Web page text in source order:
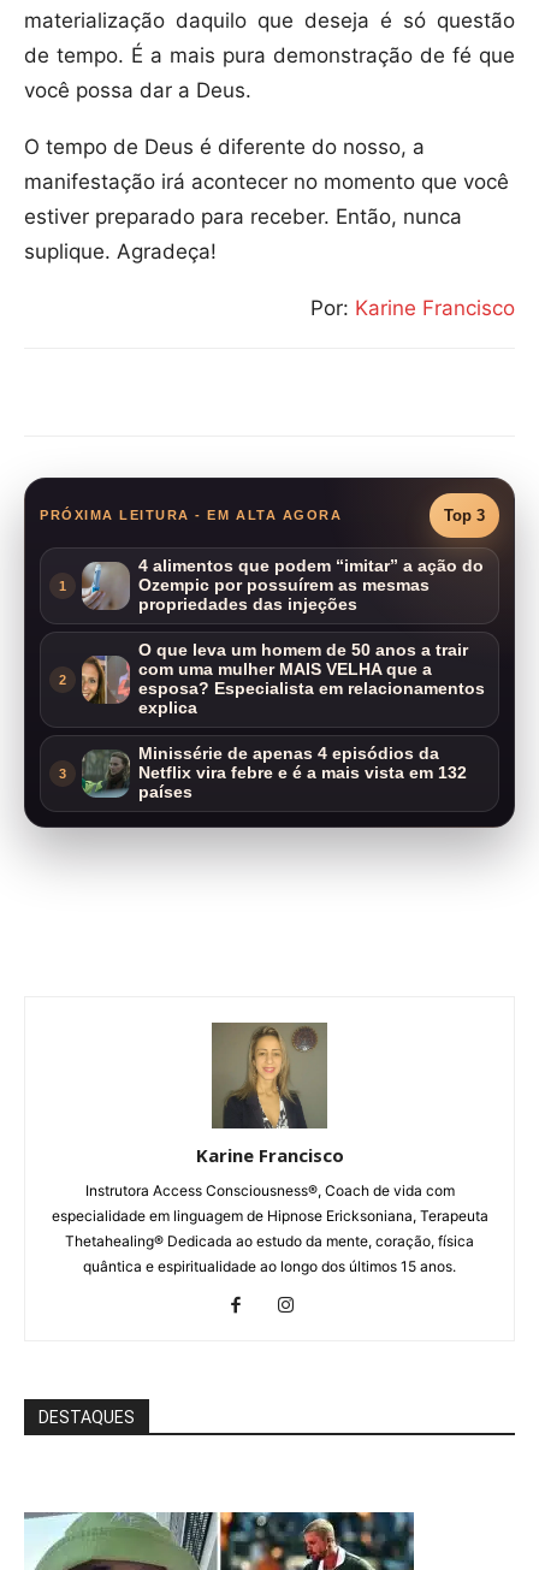
materialização daquilo que deseja é só questão
de tempo. É a mais pura demonstração de fé que
você possa dar a Deus.
O tempo de Deus é diferente do nosso, a
manifestação irá acontecer no momento que você
estiver preparado para receber. Então, nunca
suplique. Agradeça!
Por: Karine Francisco
PRÓXIMA LEITURA - EM ALTA AGORA Top 3
1
4 alimentos que podem “imitar” a ação do
Ozempic por possuírem as mesmas
propriedades das injeções
2
O que leva um homem de 50 anos a trair
com uma mulher MAIS VELHA que a
esposa? Especialista em relacionamentos
explica
3
Minissérie de apenas 4 episódios da
Netflix vira febre e é a mais vista em 132
países
Karine Francisco
Instrutora Access Consciousness®, Coach de vida com
especialidade em linguagem de Hipnose Ericksoniana, Terapeuta
Thetahealing® Dedicada ao estudo da mente, coração, física
quântica e espiritualidade ao longo dos últimos 15 anos.
DESTAQUES